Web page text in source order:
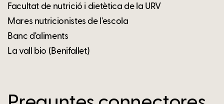
Facultat de nutrició i dietètica de la URV
Mares nutricionistes de l'escola
Banc d'aliments
La vall bio (Benifallet)